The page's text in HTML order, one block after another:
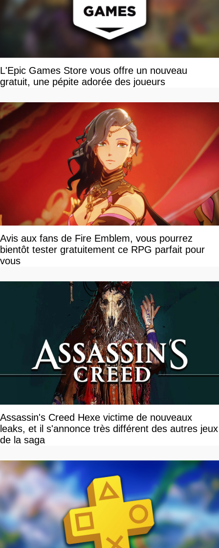
L'Epic Games Store vous offre un nouveau
gratuit, une pépite adorée des joueurs
Avis aux fans de Fire Emblem, vous pourrez
bientôt tester gratuitement ce RPG parfait pour
vous
Assassin's Creed Hexe victime de nouveaux
leaks, et il s'annonce très différent des autres jeux
de la saga